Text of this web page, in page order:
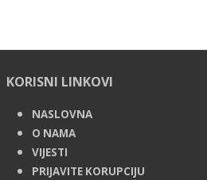
KORISNI LINKOVI
NASLOVNA
O NAMA
VIJESTI
PRIJAVITE KORUPCIJU